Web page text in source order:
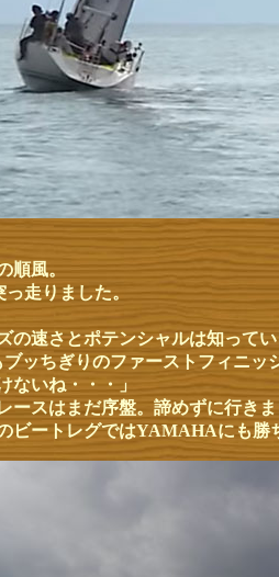
順風。
走りました。
の速さとポテンシャルは知って
ッちぎりのファーストフィニッ
ないね・・・」
ースはまだ序盤。諦めずに行き
ビートレグではYAMAHAにも勝